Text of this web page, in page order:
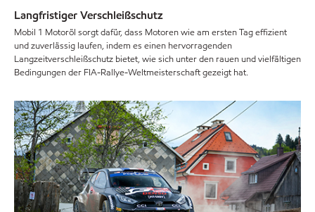
Langfristiger Verschleißschutz
Mobil 1 Motoröl sorgt dafür, dass Motoren wie am ersten Tag effizient
und zuverlässig laufen, indem es einen hervorragenden
Langzeitverschleißschutz bietet, wie sich unter den rauen und vielfältigen
Bedingungen der FIA-Rallye-Weltmeisterschaft gezeigt hat.